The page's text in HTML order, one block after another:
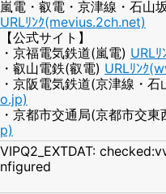
嵐電・叡電・京津線・石山
URLﾘﾝｸ(mevius.2ch.net)
【公式サイト】
・京福電気鉄道(嵐電) URL
・叡山電鉄(叡電) URLﾘﾝｸ
・京阪電気鉄道(京津線・石
o.jp)
・京都市交通局(京都市交東
p)
VIPQ2_EXTDAT:
nfigured